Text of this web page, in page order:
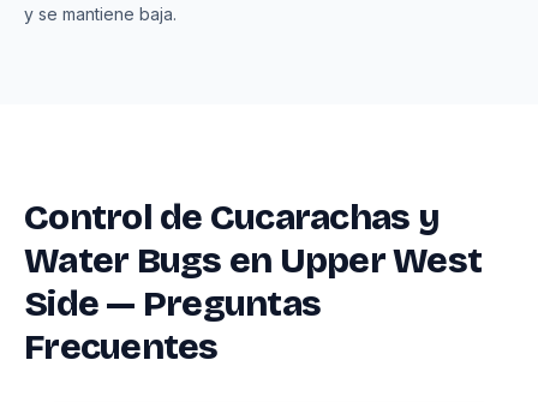
y se mantiene baja.
Control de Cucarachas y
Water Bugs en Upper West
Side — Preguntas
Frecuentes